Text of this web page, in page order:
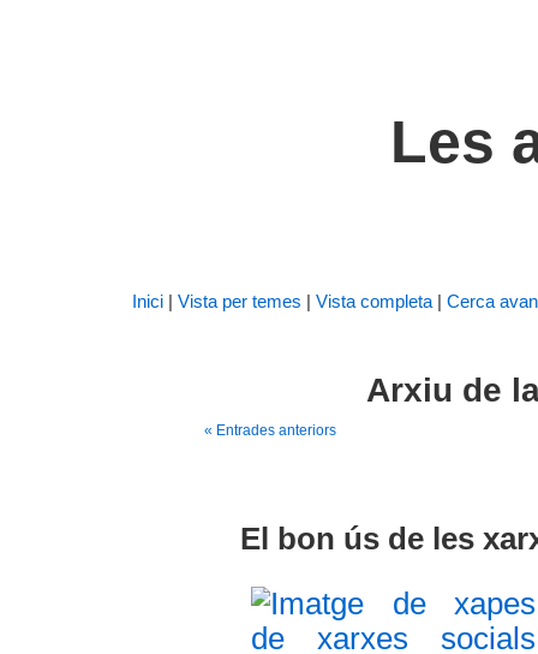
Les
Inici | Vista per temes | Vista completa | Cerca
Arxiu de
« Entrades anteriors
El bon ús de les